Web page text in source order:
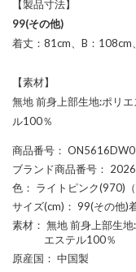
【製品寸法】
99(その他)
着丈：81cm、B：108cm
【素材】
無地 前身上部生地:ポリ
ル100％
商品番号 ：
ブランド商品番号 ：
色 ： ライトピンク(970)（
サイズ(cm) ： 99(その他)
素材 ： 無地 前身上部生
エステル100％
原産国 ： 中国製